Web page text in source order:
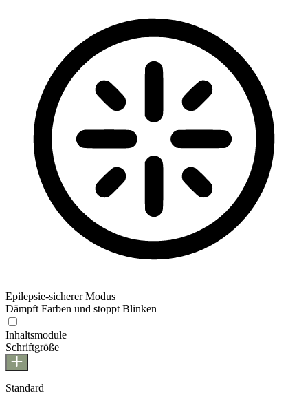
Epilepsie-sicherer Modus
Dämpft Farben und stoppt Blinken
Inhaltsmodule
Schriftgröße
Standard